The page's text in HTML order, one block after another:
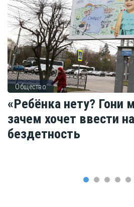
Общество
«Ребёнка нету? Гони
зачем хочет ввести
бездетность